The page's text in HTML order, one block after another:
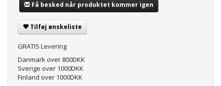
Få besked når produktet kommer igen
Tilføj ønskeliste
GRATIS Levering
Danmark over 800DKK
Sverige over 1000DKK
Finland over 1000DKK